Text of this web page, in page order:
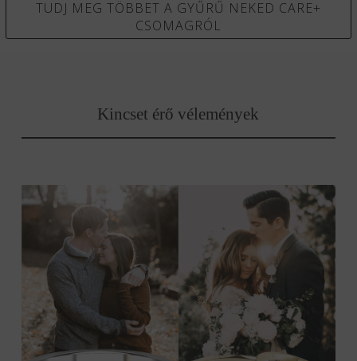
TUDJ MEG TÖBBET A GYŰRŰ NEKED CARE+
CSOMAGRÓL
Kincset érő vélemények